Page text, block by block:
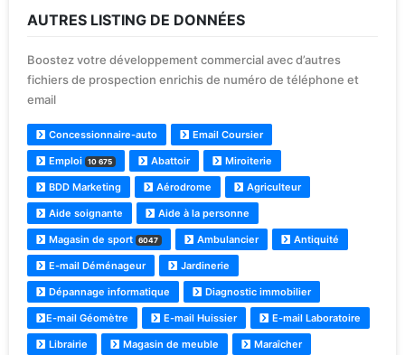
AUTRES LISTING DE DONNÉES
Boostez votre développement commercial avec d’autres
fichiers de prospection enrichis de numéro de téléphone et
email
Concessionnaire-auto Email Coursier
Emploi 10 675 Abattoir Miroiterie
BDD Marketing Aérodrome Agriculteur
Aide soignante Aide à la personne
Magasin de sport 6047 Ambulancier Antiquité
E-mail Déménageur Jardinerie
Dépannage informatique Diagnostic immobilier
E-mail Géomètre E-mail Huissier E-mail Laboratoire
Librairie Magasin de meuble Maraîcher